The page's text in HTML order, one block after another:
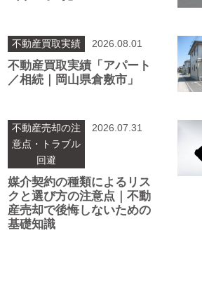
不動産買取実績 2026.08.01
不動産買取実績「アパート
／相続｜岡山県倉敷市」
不動産売却の注
意点・トラブル
回避
2026.07.31
媒介契約の種類によるリス
クと選び方の注意点｜不動
産売却で後悔しないための
基礎知識